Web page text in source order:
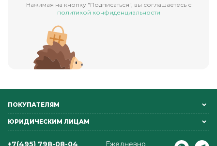
Нажимая на кнопку "Подписаться", вы соглашаетесь с
политикой конфиденциальности
ПОКУПАТЕЛЯМ
ЮРИДИЧЕСКИМ ЛИЦАМ
+7(495) 798-08-04 Ежедневно